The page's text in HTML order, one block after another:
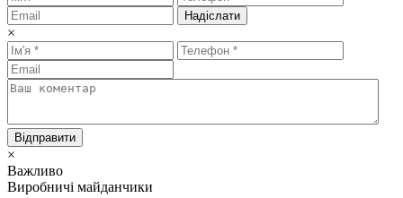
Надіслати
×
Відправити
×
Важливо
Виробничі майданчики